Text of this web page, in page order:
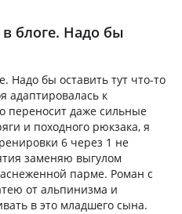
блоге. Надо бы
Надо бы оставить тут что-то
адаптировалась к
переносит даже сильные
и походного рюкзака, я
6 через 1 не
заменяю выгулом
парме. Роман с
от альпинизма и
в это младшего сына.